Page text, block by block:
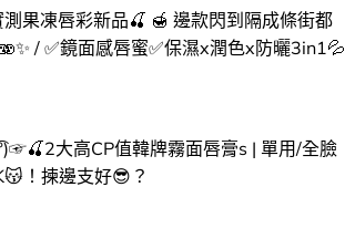
測果凍唇彩新品🍒 🍯 邊款閃到隔成條街都
/ ✅​鏡面感唇蜜✅​保濕x潤色x防曬3in1💦
大高CP值韓牌霧面唇膏s | 單用/全臉
！揀邊支好😎​？